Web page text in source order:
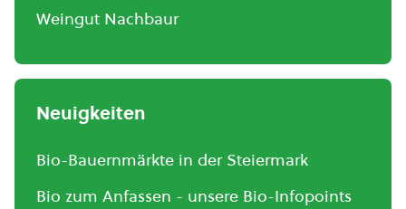
Weingut Nachbaur
Neuigkeiten
Bio-Bauernmärkte in der Steiermark
Bio zum Anfassen - unsere Bio-Infopoints